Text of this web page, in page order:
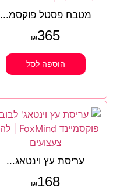
מטבח פסטל פוקסמ...
₪365
הוספה לסל
עריסת עץ וינטאג...
₪168